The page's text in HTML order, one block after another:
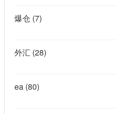
爆仓 (7)
外汇 (28)
ea (80)